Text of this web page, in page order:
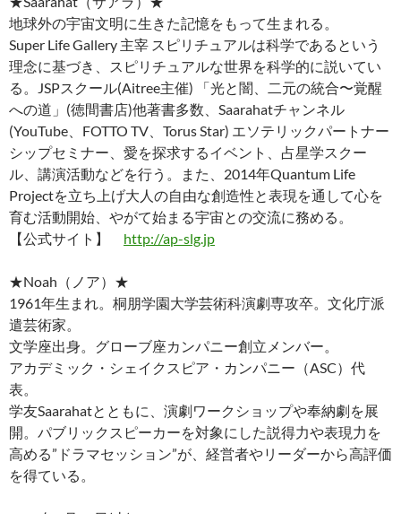
地球外の宇宙文明に生きた記憶をもって生まれる。
Super Life Gallery 主宰 スピリチュアルは科学であるという
理念に基づき、スピリチュアルな世界を科学的に説いてい
る。JSPスクール(Aitree主催) 「光と闇、二元の統合〜覚醒
への道」(徳間書店)他著書多数、Saarahatチャンネル
(YouTube、FOTTO TV、Torus Star) エソテリックパートナー
シップセミナー、愛を探求するイベント、占星学スクー
ル、講演活動などを行う。また、2014年Quantum Life
Projectを立ち上げ大人の自由な創造性と表現を通して心を
育む活動開始、やがて始まる宇宙との交流に務める。
【公式サイト】 http://ap-slg.jp
★Noah（ノア）★
1961年生まれ。桐朋学園大学芸術科演劇専攻卒。文化庁派
遣芸術家。
文学座出身。グローブ座カンパニー創立メンバー。
アカデミック・シェイクスピア・カンパニー（ASC）代
表。
学友Saarahatとともに、演劇ワークショップや奉納劇を展
開。パブリックスピーカーを対象にした説得力や表現力を
高める”ドラマセッション”が、経営者やリーダーから高評価
を得ている。